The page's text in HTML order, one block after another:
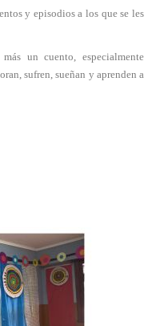
y episodios a los que se les
un cuento, especialmente
sufren, sueñan y aprenden a